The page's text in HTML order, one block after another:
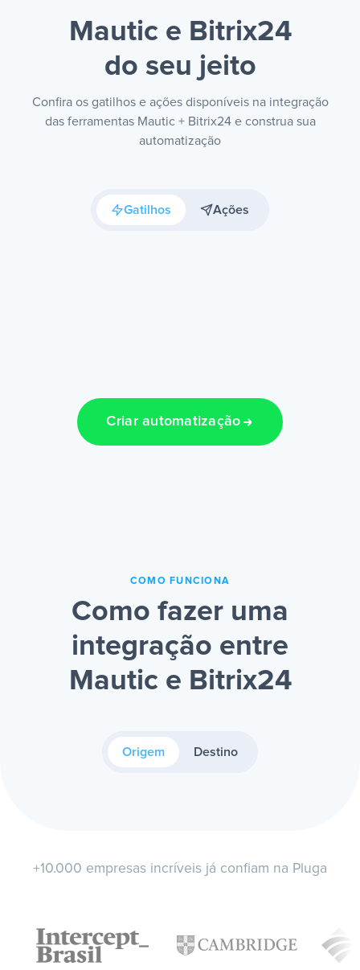
Mautic e Bitrix24
do seu jeito
Confira os gatilhos e ações disponíveis na integração
das ferramentas Mautic + Bitrix24 e construa sua
automatização
Gatilhos Ações
Criar automatização
COMO FUNCIONA
Como fazer uma
integração entre
Mautic e Bitrix24
Origem Destino
+10.000 empresas incríveis já confiam na Pluga